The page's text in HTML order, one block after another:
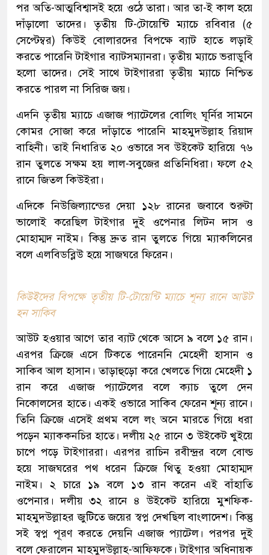
পর অতি-আত্মবিশ্বাসই হয়ে ওঠে তারা। আর তা-ই কাল হয়ে
দাঁড়ালো তাদের। তৃতীয় টি-টোয়েন্টি ম্যাচে রবিবার (৫
সেপ্টেম্বর) কিউই বোলারদের বিপক্ষে ব্যাট হাতে লড়াই
করতে পারেনি টাইগার ব্যাটসম্যানরা। তৃতীয় ম্যাচে ভরাডুবি
হলো তাদের। সেই সাথে টাইগাররা তৃতীয় ম্যাচে নিশ্চিত
করতে পারল না সিরিজ জয়।
এদনি তৃতীয় ম্যাচে এজাজ প্যাটেলের বোলিং ঘূর্নির সামনে
কোমর সোজা করে দাঁড়াতে পারেনি মাহমুদউল্লাহ রিয়াদ
বাহিনী। তাই নিধারিত ২০ ওভারে সব উইকেট হারিয়ে ৭৬
রান তুলতে সক্ষম হয় লাল-সবুজের প্রতিনিধিরা। ফলে ৫২
রানে জিতল কিউইরা।
এদিকে নিউজিল্যান্ডের দেয়া ১২৮ রানের জবাবে শুরুটা
ভালোই করেছিল টাইগার দুই ওপেনার লিটন দাস ও
মোহাম্মদ নাইম। কিন্তু দ্রুত রান তুলতে গিয়ে ম্যাকলিনের
বলে এলবিডব্লিউ হয়ে সাজঘরে ফিরেন।
কিউইদের বিপক্ষে তৃতীয় টি-টোয়েন্টি ম্যাচে শূন্য রানে আউট
হন সাকিব
আউট হওয়ার আগে তার ব্যাট থেকে আসে ৯ বলে ১৫ রান।
এরপর ক্রিজে এসে টিকতে পারেননি মেহেদী হাসান ও
সাকিব আল হাসান। তাড়াহুড়ো করে খেলতে গিয়ে মেহেদী ১
রান করে এজাজ প্যাটেলের বলে ক্যাচ তুলে দেন
নিকোলসের হাতে। একই ওভারে সাকিব ফেরেন শূন্য রানে।
তিনি ক্রিজে এসেই প্রথম বলে লং অনে মারতে গিয়ে ধরা
পড়েন ম্যাককনচির হাতে। দলীয় ২৫ রানে ৩ উইকেট খুইয়ে
চাপে পড়ে টাইগাররা। এরপর রাচিন রবীন্দ্রর বলে বোল্ড
হয়ে সাজঘরের পথ ধরেন ক্রিজে থিতু হওয়া মোহাম্মদ
নাইম। ২ চারে ১৯ বলে ১৩ রান করেন এই বাঁহাতি
ওপেনার। দলীয় ৩২ রানে ৪ উইকেট হারিয়ে মুশফিক-
মাহমুদউল্লাহর জুটিতে জয়ের স্বপ্ন দেখছিল বাংলাদেশ। কিন্তু
সই স্বপ্ন পূরণ করতে দেয়নি এজাজ প্যাটেল। পরপর দুই
বলে ফেরালেন মাহমুদউল্লাহ-আফিফকে। টাইগার অধিনায়ক